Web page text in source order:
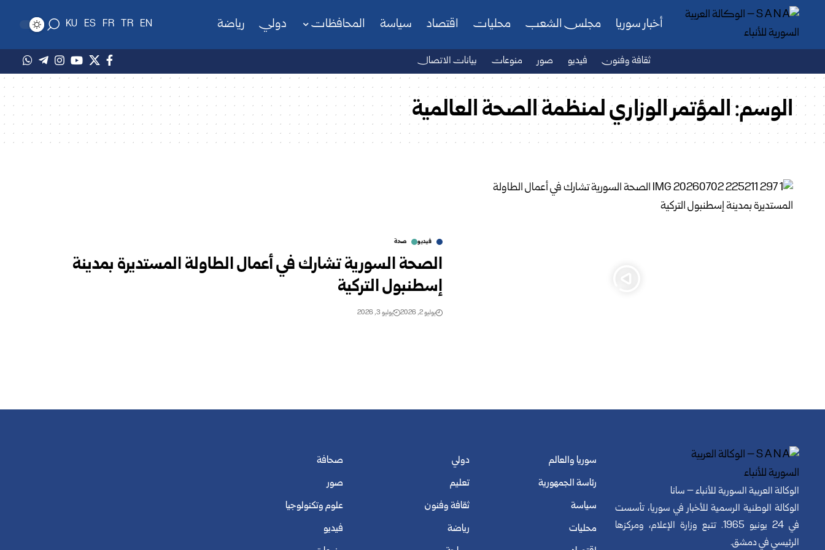
أخبار سوريا مجلس الشعب محليات اقتصاد سياسة المحافظات دولي رياضة EN
TR
FR
ES
KU
ثقافة وفنون فيديو صور منوعات بيانات الاتصال
الوسم:المؤتمر الوزاري لمنظمة الصحة العالمية
فيديو صحة
الصحة السورية تشارك في أعمال الطاولة المستديرة بمدينة
إسطنبول التركية
يوليو 2, 2026 يوليو 3, 2026
الوكالة العربية السورية للأنباء – سانا
الوكالة الوطنية الرسمية للأخبار في سوريا، تأسست
في 24 يونيو 1965. تتبع وزارة الإعلام، ومركزها
الرئيسي في دمشق.
سوريا والعالم
رئاسة الجمهورية
سياسة
محليات
دولي
تعليم
ثقافة وفنون
رياضة
صحافة
صور
علوم وتكنولوجيا
فيديو